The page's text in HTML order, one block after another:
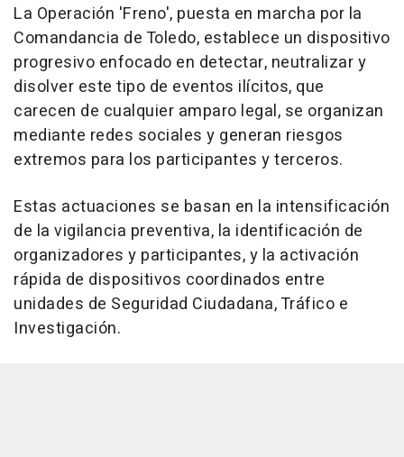
La Operación 'Freno', puesta en marcha por la
Comandancia de Toledo, establece un dispositivo
progresivo enfocado en detectar, neutralizar y
disolver este tipo de eventos ilícitos, que
carecen de cualquier amparo legal, se organizan
mediante redes sociales y generan riesgos
extremos para los participantes y terceros.
Estas actuaciones se basan en la intensificación
de la vigilancia preventiva, la identificación de
organizadores y participantes, y la activación
rápida de dispositivos coordinados entre
unidades de Seguridad Ciudadana, Tráfico e
Investigación.